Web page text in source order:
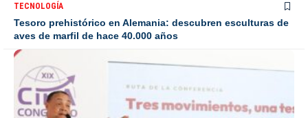
TECNOLOGÍA
Tesoro prehistórico en Alemania: descubren esculturas de
aves de marfil de hace 40.000 años